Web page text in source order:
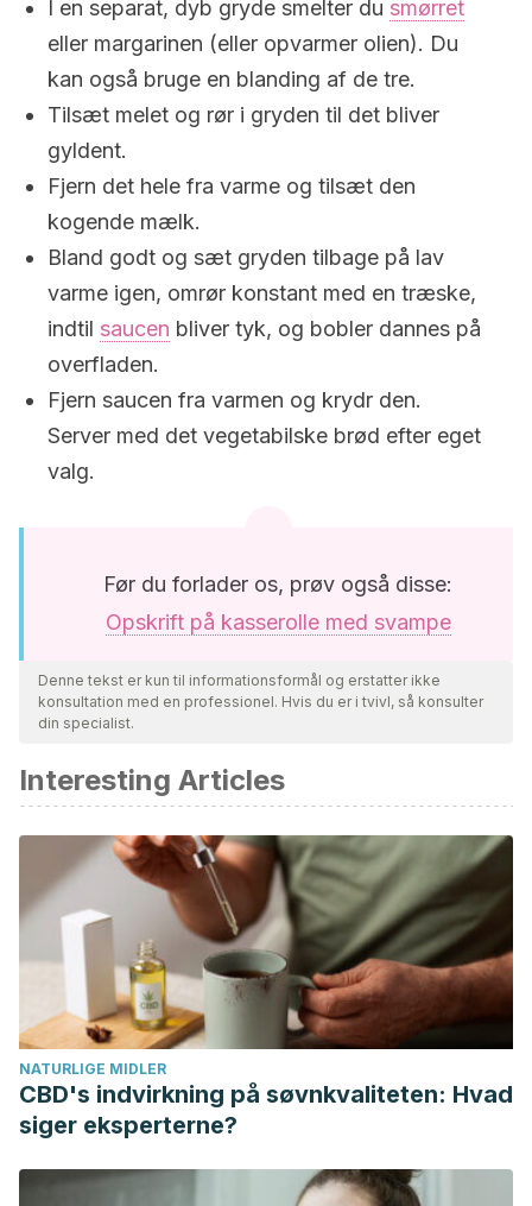
I en separat, dyb gryde smelter du smørret
eller margarinen (eller opvarmer olien). Du
kan også bruge en blanding af de tre.
Tilsæt melet og rør i gryden til det bliver
gyldent.
Fjern det hele fra varme og tilsæt den
kogende mælk.
Bland godt og sæt gryden tilbage på lav
varme igen, omrør konstant med en træske,
indtil saucen bliver tyk, og bobler dannes på
overfladen.
Fjern saucen fra varmen og krydr den.
Server med det vegetabilske brød efter eget
valg.
Før du forlader os, prøv også disse:
Opskrift på kasserolle med svampe
Denne tekst er kun til informationsformål og erstatter ikke
konsultation med en professionel. Hvis du er i tvivl, så konsulter
din specialist.
Interesting Articles
NATURLIGE MIDLER
CBD's indvirkning på søvnkvaliteten: Hvad
siger eksperterne?